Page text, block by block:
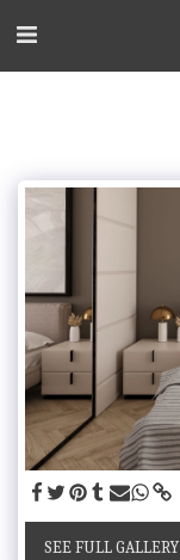
SEE FULL GALLERY